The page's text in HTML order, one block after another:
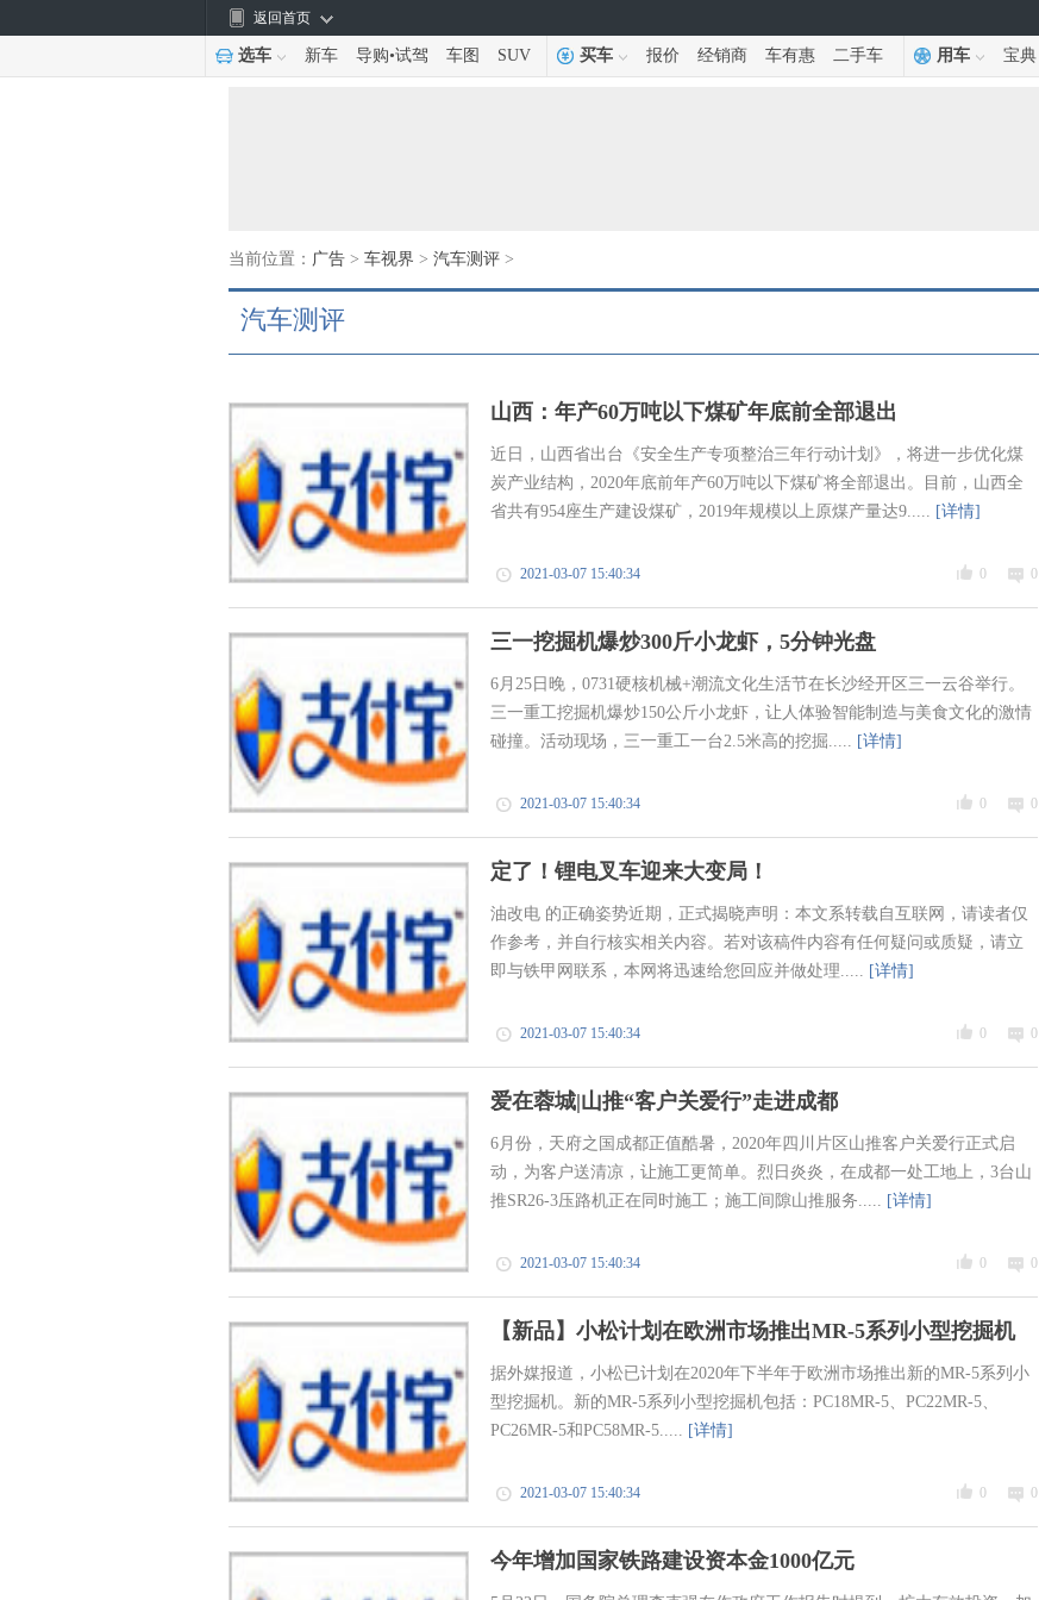
返回首页
选车 新车 导购•试驾 车图 SUV 买车 报价 经销商 车有惠 二手车 用车 宝典
当前位置： 广告 > 车视界 > 汽车测评 >
汽车测评
山西：年产60万吨以下煤矿年底前全部退出
近日，山西省出台《安全生产专项整治三年行动计划》，将进一步优化煤
炭产业结构，2020年底前年产60万吨以下煤矿将全部退出。目前，山西全
省共有954座生产建设煤矿，2019年规模以上原煤产量达9..... [详情]
2021-03-07 15:40:34 0 0
三一挖掘机爆炒300斤小龙虾，5分钟光盘
6月25日晚，0731硬核机械+潮流文化生活节在长沙经开区三一云谷举行。
三一重工挖掘机爆炒150公斤小龙虾，让人体验智能制造与美食文化的激情
碰撞。活动现场，三一重工一台2.5米高的挖掘..... [详情]
2021-03-07 15:40:34 0 0
定了！锂电叉车迎来大变局！
油改电 的正确姿势近期，正式揭晓声明：本文系转载自互联网，请读者仅
作参考，并自行核实相关内容。若对该稿件内容有任何疑问或质疑，请立
即与铁甲网联系，本网将迅速给您回应并做处理..... [详情]
2021-03-07 15:40:34 0 0
爱在蓉城|山推“客户关爱行”走进成都
6月份，天府之国成都正值酷暑，2020年四川片区山推客户关爱行正式启
动，为客户送清凉，让施工更简单。烈日炎炎，在成都一处工地上，3台山
推SR26-3压路机正在同时施工；施工间隙山推服务..... [详情]
2021-03-07 15:40:34 0 0
【新品】小松计划在欧洲市场推出MR-5系列小型挖掘机
据外媒报道，小松已计划在2020年下半年于欧洲市场推出新的MR-5系列小
型挖掘机。新的MR-5系列小型挖掘机包括：PC18MR-5、PC22MR-5、
PC26MR-5和PC58MR-5..... [详情]
2021-03-07 15:40:34 0 0
今年增加国家铁路建设资本金1000亿元